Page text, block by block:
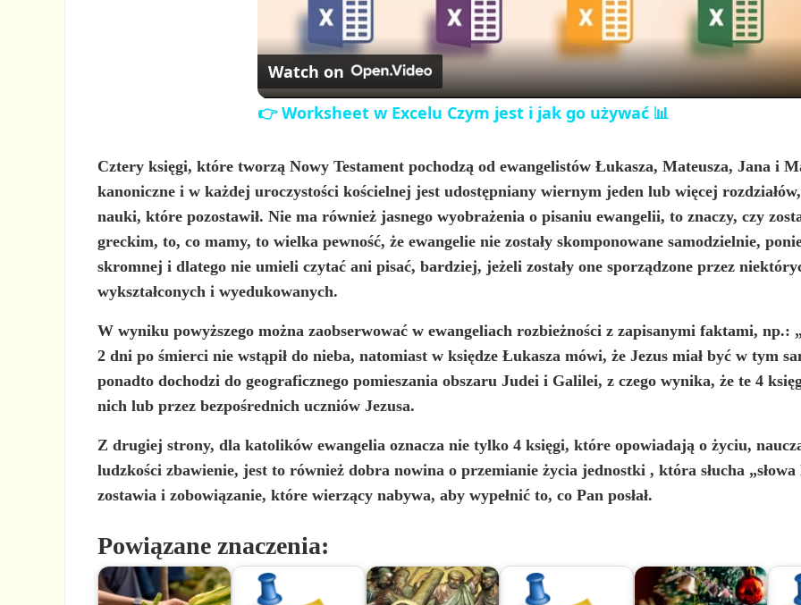
a
y
i
d
o
Watch on
👉 Worksheet w Excelu Czym jest i jak go używać 📊
Cztery księgi, które tworzą Nowy Testament pochodzą od ewangelistów Łukasza, Mateusza, Jana i
kanoniczne i w każdej uroczystości kościelnej jest udostępniany wiernym jeden lub więcej
nauki, które pozostawił. Nie ma również jasnego wyobrażenia o pisaniu ewangelii, to znaczy, czy
greckim, to, co mamy, to wielka pewność, że ewangelie nie zostały skomponowane samodzielnie,
skromnej i dlatego nie umieli czytać ani pisać, bardziej, jeżeli zostały one sporządzone przez
wykształconych i wyedukowanych.
W wyniku powyższego można zaobserwować w ewangeliach rozbieżności z zapisanymi faktami, np.:
2 dni po śmierci nie wstąpił do nieba, natomiast w księdze Łukasza mówi, że Jezus miał być w tym
ponadto dochodzi do geograficznego pomieszania obszaru Judei i Galilei, z czego wynika, że te 4
nich lub przez bezpośrednich uczniów Jezusa.
Z drugiej strony, dla katolików ewangelia oznacza nie tylko 4 księgi, które opowiadają o życiu,
ludzkości zbawienie, jest to równieżdobra nowina o przemianie życia jednostki , która słucha
zostawia i zobowiązanie, które wierzący nabywa, aby wypełnić to, co Pan posłał.
Powiązane znaczenia: